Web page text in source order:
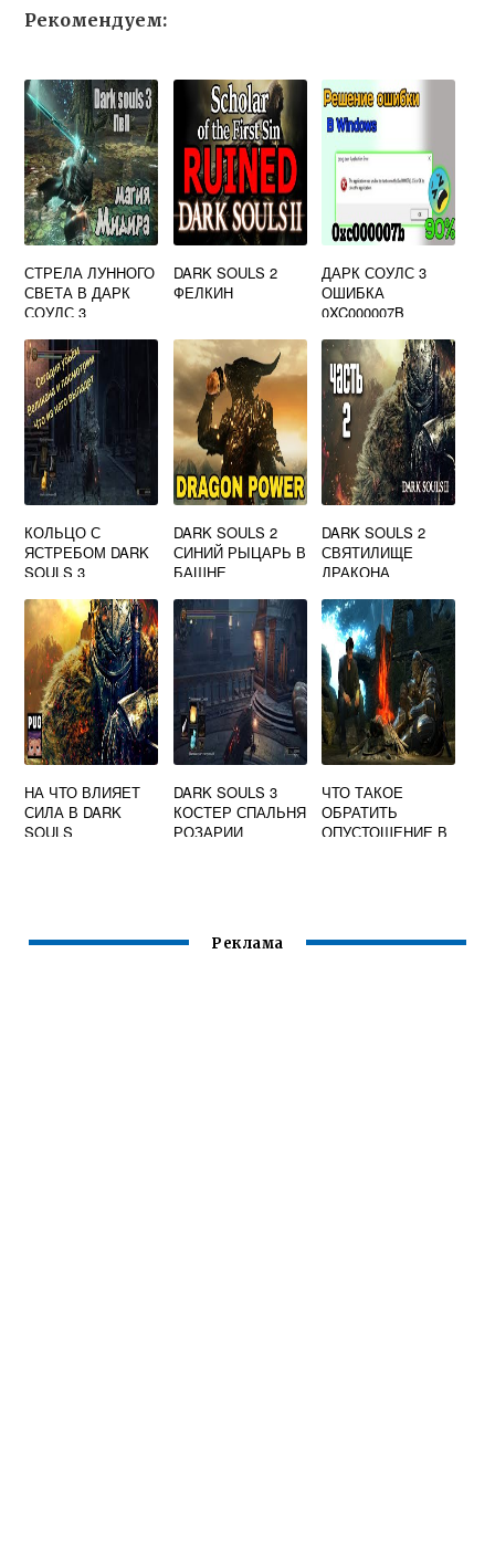
Рекомендуем:
СТРЕЛА ЛУННОГО
СВЕТА В ДАРК
СОУЛС 3
DARK SOULS 2
ФЕЛКИН
ДАРК СОУЛС 3
ОШИБКА
0XC000007B
КОЛЬЦО С
ЯСТРЕБОМ DARK
SOULS 3
DARK SOULS 2
СИНИЙ РЫЦАРЬ В
БАШНЕ
DARK SOULS 2
СВЯТИЛИЩЕ
ДРАКОНА
НА ЧТО ВЛИЯЕТ
СИЛА В DARK
SOULS
DARK SOULS 3
КОСТЕР СПАЛЬНЯ
РОЗАРИИ
ЧТО ТАКОЕ
ОБРАТИТЬ
ОПУСТОШЕНИЕ В
Реклама